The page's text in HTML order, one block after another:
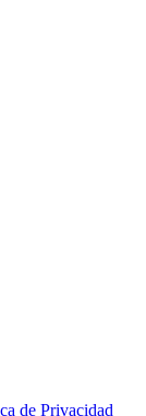
de Privacidad